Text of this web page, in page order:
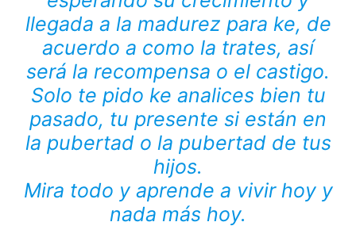
llegada a la madurez para ke, de
acuerdo a como la trates, así
será la recompensa o el castigo.
Solo te pido ke analices bien tu
pasado, tu presente si están en
la pubertad o la pubertad de tus
hijos.
Mira todo y aprende a vivir hoy y
nada más hoy.